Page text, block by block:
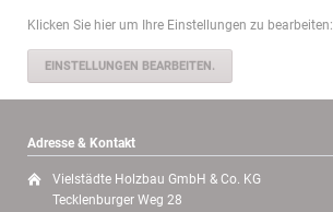
Klicken Sie hier um Ihre Einstellungen zu bearbeiten:
EINSTELLUNGEN BEARBEITEN.
Adresse & Kontakt
Vielstädte Holzbau GmbH & Co. KG
Tecklenburger Weg 28